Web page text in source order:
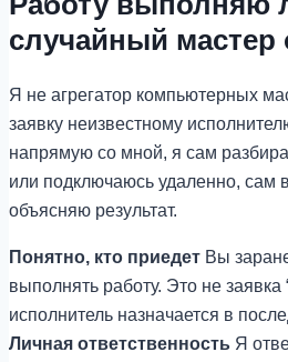
случайный мастер
Я не агрегатор компьютерных
заявку неизвестному
напрямую со мной, я сам
или подключаюсь удаленно, сам
объясняю результат.
Понятно, кто приедет Вы
выполнять работу. Это не заявка
исполнитель назначается в
Личная ответственность Я